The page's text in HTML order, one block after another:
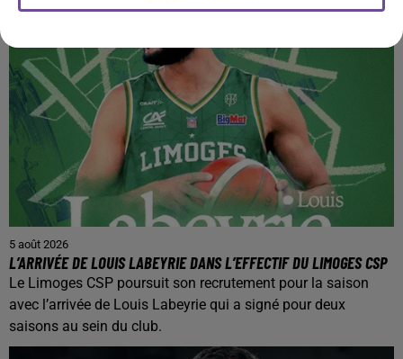
5 août 2026
L’ARRIVÉE DE LOUIS LABEYRIE DANS L’EFFECTIF DU LIMOGES CSP
Le Limoges CSP poursuit son recrutement pour la saison
avec l’arrivée de Louis Labeyrie qui a signé pour deux
saisons au sein du club.